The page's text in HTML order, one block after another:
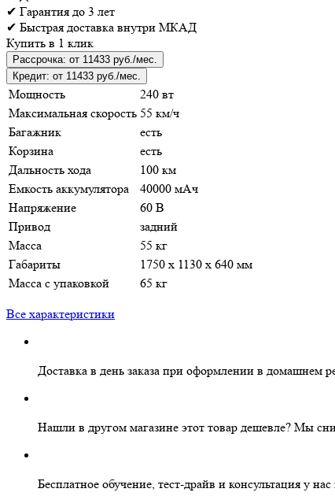
✔ Гарантия до 3 лет
✔ Быстрая доставка внутри МКАД
Купить в 1 клик
Рассрочка: от 11433 руб./мес.
Кредит: от 11433 руб./мес.
Мощность
240 вт
Максимальная скорость 55 км/ч
Багажник
есть
Корзина
есть
Дальность хода
100 км
Емкость аккумулятора
40000 мАч
Напряжение
60 В
Привод
задний
Масса
55 кг
Габариты
1750 х 1130 х 640 мм
Масса с упаковкой
65 кг
Все характеристики
Доставка в день заказа при оформлении в домашнем
Нашли в другом магазине этот товар дешевле? Мы
Бесплатное обучение, тест-драйв и консультация у